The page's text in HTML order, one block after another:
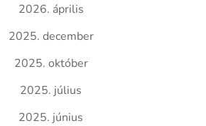
2026. április
2025. december
2025. október
2025. július
2025. június